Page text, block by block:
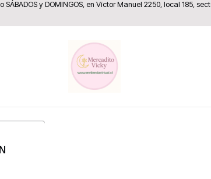
y DOMINGOS, en Víctor Manuel 2250, local 185,
Artículos Deportivos, Camping y Pesca
Acuario